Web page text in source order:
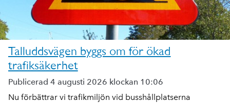
Talluddsvägen byggs om för ökad
trafiksäkerhet
Publicerad 4 augusti 2026 klockan 10:06
Nu förbättrar vi trafikmiljön vid busshållplatserna